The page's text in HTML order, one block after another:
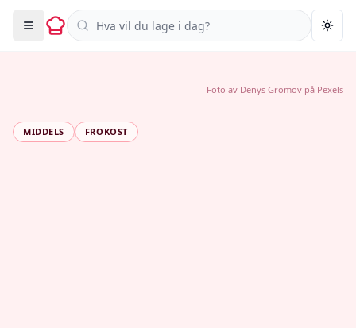
Søk i oppskrifter
MIDDELS FROKOST
Foto av Denys Gromov på Pexels